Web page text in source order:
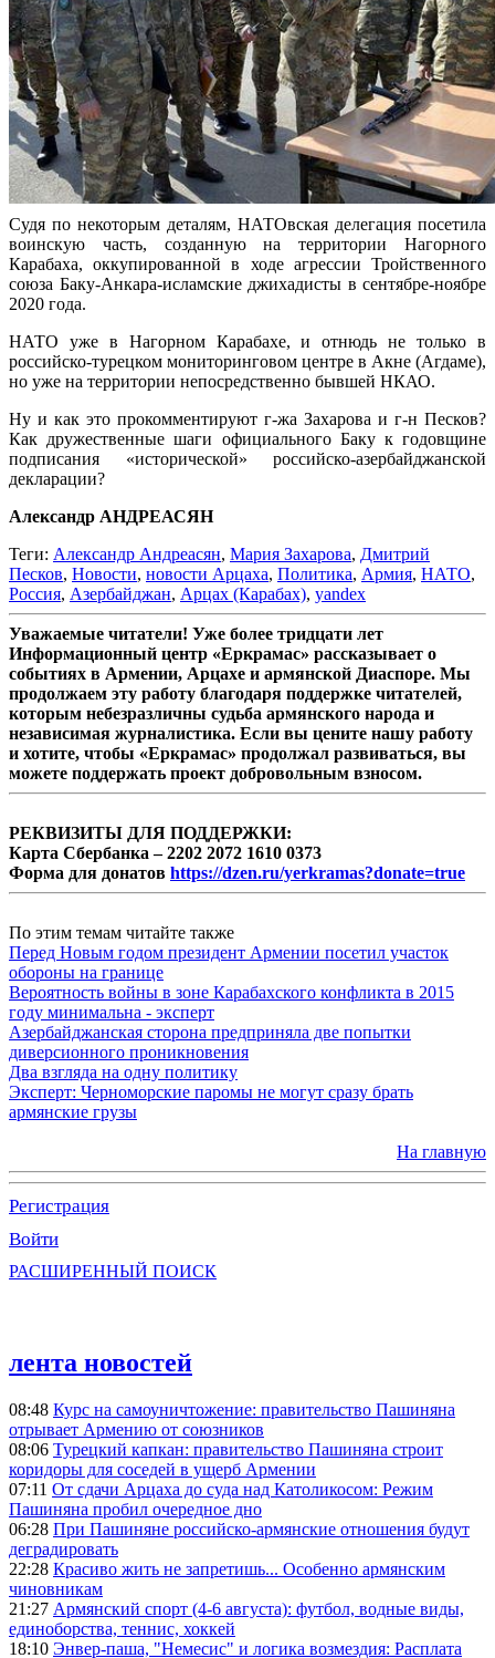
Судя по некоторым деталям, НАТОвская делегация посетила
воинскую часть, созданную на территории Нагорного
Карабаха, оккупированной в ходе агрессии Тройственного
союза Баку-Анкара-исламские джихадисты в сентябре-ноябре
2020 года.
НАТО уже в Нагорном Карабахе, и отнюдь не только в
российско-турецком мониторинговом центре в Акне (Агдаме),
но уже на территории непосредственно бывшей НКАО.
Ну и как это прокомментируют г-жа Захарова и г-н Песков?
Как дружественные шаги официального Баку к годовщине
подписания «исторической» российско-азербайджанской
декларации?
Александр АНДРЕАСЯН
Теги: Александр Андреасян, Мария Захарова, Дмитрий
Песков, Новости, новости Арцаха, Политика, Армия, НАТО,
Россия, Азербайджан, Арцах (Карабах), yandex
Уважаемые читатели! Уже более тридцати лет
Информационный центр «Еркрамас» рассказывает о
событиях в Армении, Арцахе и армянской Диаспоре. Мы
продолжаем эту работу благодаря поддержке читателей,
которым небезразличны судьба армянского народа и
независимая журналистика. Если вы цените нашу работу
и хотите, чтобы «Еркрамас» продолжал развиваться, вы
можете поддержать проект добровольным взносом.
РЕКВИЗИТЫ ДЛЯ ПОДДЕРЖКИ:
Карта Сбербанка – 2202 2072 1610 0373
Форма для донатов https://dzen.ru/yerkramas?donate=true
По этим темам читайте также
Перед Новым годом президент Армении посетил участок
обороны на границе
Вероятность войны в зоне Карабахского конфликта в 2015
году минимальна - эксперт
Азербайджанская сторона предприняла две попытки
диверсионного проникновения
Два взгляда на одну политику
Эксперт: Черноморские паромы не могут сразу брать
армянские грузы
На главную
Регистрация
Войти
РАСШИРЕННЫЙ ПОИСК
лента новостей
08:48 Курс на самоуничтожение: правительство Пашиняна
отрывает Армению от союзников
08:06 Турецкий капкан: правительство Пашиняна строит
коридоры для соседей в ущерб Армении
07:11 От сдачи Арцаха до суда над Католикосом: Режим
Пашиняна пробил очередное дно
06:28 При Пашиняне российско-армянские отношения будут
деградировать
22:28 Красиво жить не запретишь... Особенно армянским
чиновникам
21:27 Армянский спорт (4-6 августа): футбол, водные виды,
единоборства, теннис, хоккей
18:10 Энвер-паша, "Немесис" и логика возмездия: Расплата